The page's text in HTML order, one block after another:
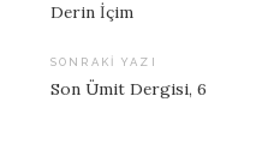
dolaşımı
Derin İçim
SONRAKI YAZI
Son Ümit Dergisi, 6